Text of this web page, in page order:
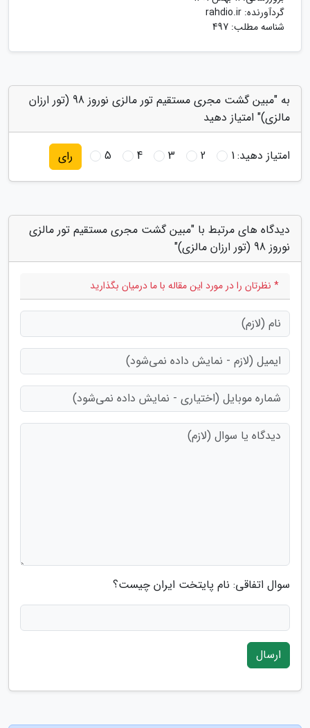
گردآورنده: rahdio.ir
شناسه مطلب: 497
به "مبین گشت مجری مستقیم تور مالزی نوروز 98 (تور ارزان
مالزی)" امتیاز دهید
امتیاز دهید:1
2
3
4
5 رای
دیدگاه های مرتبط با "مبین گشت مجری مستقیم تور مالزی
نوروز 98 (تور ارزان مالزی)"
* نظرتان را در مورد این مقاله با ما درمیان بگذارید
سوال اتفاقی: نام پایتخت ایران چیست؟
ارسال